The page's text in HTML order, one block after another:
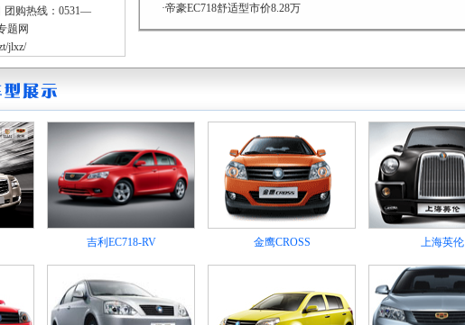
团购热线：0531—
题网
jlxz/
·帝豪EC718舒适型市价8.28万
吉利EC718-RV 金鹰CROSS 上海英伦